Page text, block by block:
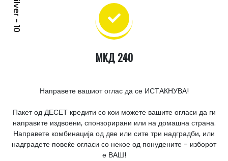
Silver - 10
МКД 240
Направете вашиот оглас да се ИСТАКНУВА!
Пакет од ДЕСЕТ кредити со кои можете вашите огласи да ги
направите издвоени, спонзорирани или на домашна страна.
Направете комбинација од две или сите три надградби, или
надградете повеќе огласи со некое од понудените - изборот
е ВАШ!